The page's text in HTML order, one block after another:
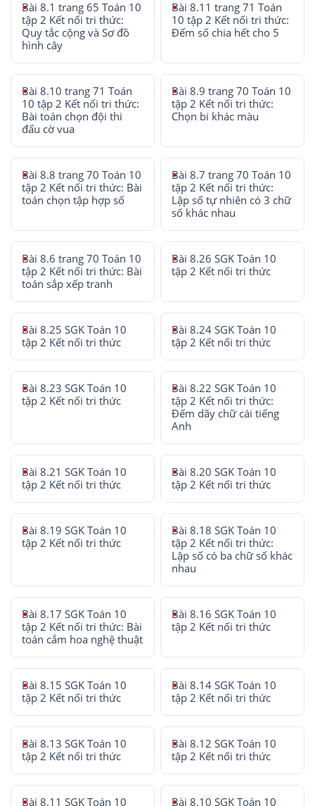
Bài 8.1 trang 65 Toán 10
tập 2 Kết nối tri thức:
Quy tắc cộng và Sơ đồ
hình cây
Bài 8.11 trang 71 Toán
10 tập 2 Kết nối tri thức:
Đếm số chia hết cho 5
Bài 8.10 trang 71 Toán
10 tập 2 Kết nối tri thức:
Bài toán chọn đội thi
đấu cờ vua
Bài 8.9 trang 70 Toán 10
tập 2 Kết nối tri thức:
Chọn bi khác màu
Bài 8.8 trang 70 Toán 10
tập 2 Kết nối tri thức: Bài
toán chọn tập hợp số
Bài 8.7 trang 70 Toán 10
tập 2 Kết nối tri thức:
Lập số tự nhiên có 3 chữ
số khác nhau
Bài 8.6 trang 70 Toán 10
tập 2 Kết nối tri thức: Bài
toán sắp xếp tranh
Bài 8.26 SGK Toán 10
tập 2 Kết nối tri thức
Bài 8.25 SGK Toán 10
tập 2 Kết nối tri thức
Bài 8.24 SGK Toán 10
tập 2 Kết nối tri thức
Bài 8.23 SGK Toán 10
tập 2 Kết nối tri thức
Bài 8.22 SGK Toán 10
tập 2 Kết nối tri thức:
Đếm dãy chữ cái tiếng
Anh
Bài 8.21 SGK Toán 10
tập 2 Kết nối tri thức
Bài 8.20 SGK Toán 10
tập 2 Kết nối tri thức
Bài 8.19 SGK Toán 10
tập 2 Kết nối tri thức
Bài 8.18 SGK Toán 10
tập 2 Kết nối tri thức:
Lập số có ba chữ số khác
nhau
Bài 8.17 SGK Toán 10
tập 2 Kết nối tri thức: Bài
toán cắm hoa nghệ thuật
Bài 8.16 SGK Toán 10
tập 2 Kết nối tri thức
Bài 8.15 SGK Toán 10
tập 2 Kết nối tri thức
Bài 8.14 SGK Toán 10
tập 2 Kết nối tri thức
Bài 8.13 SGK Toán 10
tập 2 Kết nối tri thức
Bài 8.12 SGK Toán 10
tập 2 Kết nối tri thức
Bài 8.11 SGK Toán 10 Bài 8.10 SGK Toán 10